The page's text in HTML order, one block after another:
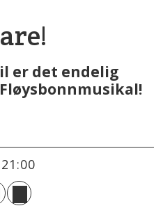
er det endelig
21:00